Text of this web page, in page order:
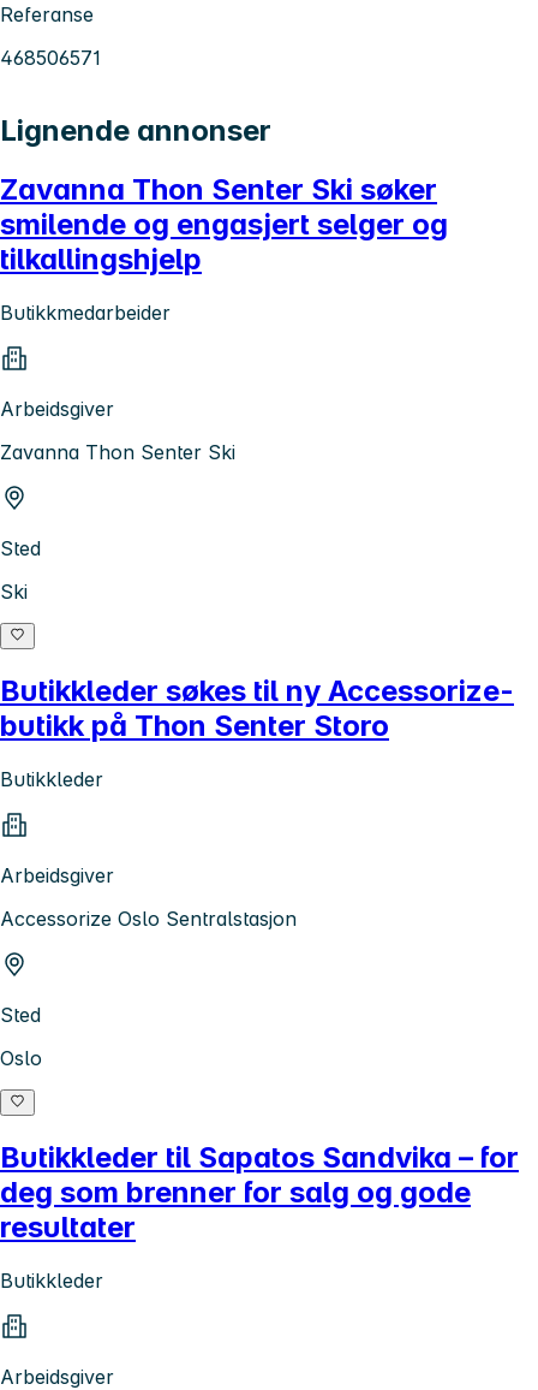
Referanse
468506571
Lignende annonser
Zavanna Thon Senter Ski søker
smilende og engasjert selger og
tilkallingshjelp
Butikkmedarbeider
Arbeidsgiver
Zavanna Thon Senter Ski
Sted
Ski
Butikkleder søkes til ny Accessorize-
butikk på Thon Senter Storo
Butikkleder
Arbeidsgiver
Accessorize Oslo Sentralstasjon
Sted
Oslo
Butikkleder til Sapatos Sandvika – for
deg som brenner for salg og gode
resultater
Butikkleder
Arbeidsgiver